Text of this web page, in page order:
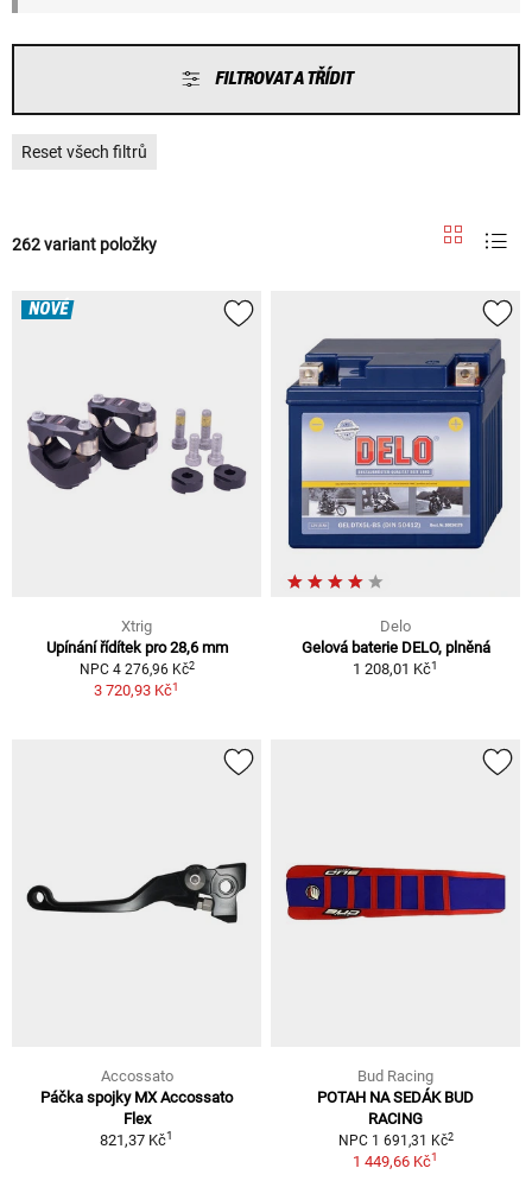
FILTROVAT A TŘÍDIT
Reset všech filtrů
262 variant položky
NOVÉ
Xtrig
Upínání řídítek pro 28,6 mm
NPC 4 276,96 Kč2
3 720,93 Kč1
Delo
Gelová baterie DELO, plněná
1 208,01 Kč1
Accossato
Páčka spojky MX Accossato
Flex
821,37 Kč1
Bud Racing
POTAH NA SEDÁK BUD
RACING
NPC 1 691,31 Kč2
1 449,66 Kč1